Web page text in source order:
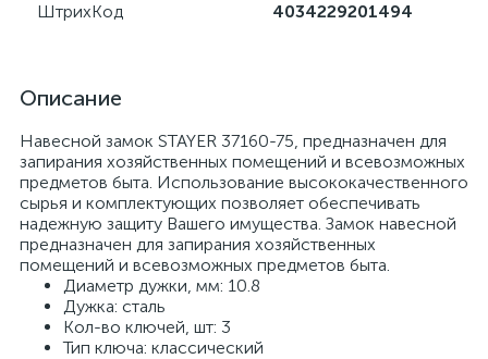
ШтрихКод
4034229201494
Описание
Навесной замок STAYER 37160-75, предназначен для
запирания хозяйственных помещений и всевозможных
предметов быта. Использование высококачественного
сырья и комплектующих позволяет обеспечивать
надежную защиту Вашего имущества. Замок навесной
предназначен для запирания хозяйственных
помещений и всевозможных предметов быта.
Диаметр дужки, мм: 10.8
Дужка: сталь
Кол-во ключей, шт: 3
Тип ключа: классический